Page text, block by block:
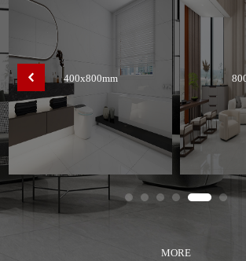
400x800mm
MORE